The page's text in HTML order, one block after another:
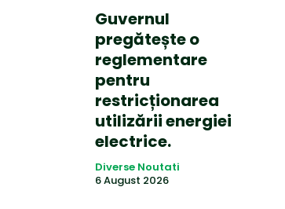
Guvernul
pregătește o
reglementare
pentru
restricționarea
utilizării energiei
electrice.
Diverse Noutati
6 August 2026